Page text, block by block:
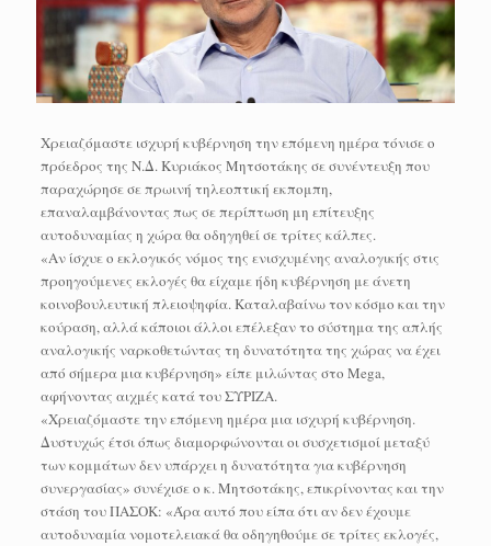
Χρειαζόμαστε ισχυρή κυβέρνηση την επόμενη ημέρα τόνισε ο
πρόεδρος της Ν.Δ. Κυριάκος Μητσοτάκης σε συνέντευξη που
παραχώρησε σε πρωινή τηλεοπτική εκπομπη,
επαναλαμβάνοντας πως σε περίπτωση μη επίτευξης
αυτοδυναμίας η χώρα θα οδηγηθεί σε τρίτες κάλπες.
«Αν ίσχυε ο εκλογικός νόμος της ενισχυμένης αναλογικής στις
προηγούμενες εκλογές θα είχαμε ήδη κυβέρνηση με άνετη
κοινοβουλευτική πλειοψηφία. Καταλαβαίνω τον κόσμο και την
κούραση, αλλά κάποιοι άλλοι επέλεξαν το σύστημα της απλής
αναλογικής ναρκοθετώντας τη δυνατότητα της χώρας να έχει
από σήμερα μια κυβέρνηση» είπε μιλώντας στο Mega,
αφήνοντας αιχμές κατά του ΣΥΡΙΖΑ.
«Χρειαζόμαστε την επόμενη ημέρα μια ισχυρή κυβέρνηση.
Δυστυχώς έτσι όπως διαμορφώνονται οι συσχετισμοί μεταξύ
των κομμάτων δεν υπάρχει η δυνατότητα για κυβέρνηση
συνεργασίας» συνέχισε ο κ. Μητσοτάκης, επικρίνοντας και την
στάση του ΠΑΣΟΚ: «Άρα αυτό που είπα ότι αν δεν έχουμε
αυτοδυναμία νομοτελειακά θα οδηγηθούμε σε τρίτες εκλογές,